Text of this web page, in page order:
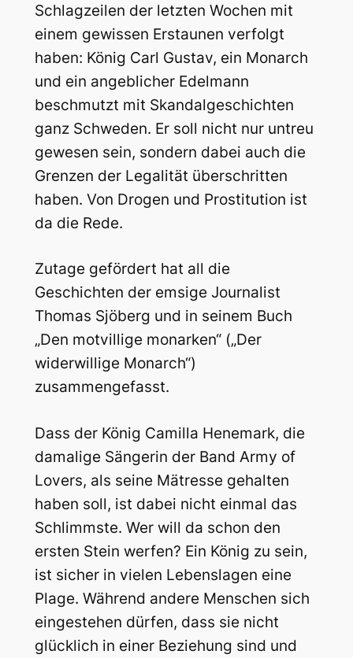
Schlagzeilen der letzten Wochen mit
einem gewissen Erstaunen verfolgt
haben: König Carl Gustav, ein Monarch
und ein angeblicher Edelmann
beschmutzt mit Skandalgeschichten
ganz Schweden. Er soll nicht nur untreu
gewesen sein, sondern dabei auch die
Grenzen der Legalität überschritten
haben. Von Drogen und Prostitution ist
da die Rede.
Zutage gefördert hat all die
Geschichten der emsige Journalist
Thomas Sjöberg und in seinem Buch
„Den motvillige monarken“ („Der
widerwillige Monarch“)
zusammengefasst.
Dass der König Camilla Henemark, die
damalige Sängerin der Band Army of
Lovers, als seine Mätresse gehalten
haben soll, ist dabei nicht einmal das
Schlimmste. Wer will da schon den
ersten Stein werfen? Ein König zu sein,
ist sicher in vielen Lebenslagen eine
Plage. Während andere Menschen sich
eingestehen dürfen, dass sie nicht
glücklich in einer Beziehung sind und